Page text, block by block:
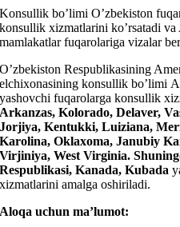
Konsullik bo’limi O’zbekiston
konsullik xizmatlarini ko’rsatadi
mamlakatlar fuqarolariga vizalar
O’zbekiston Respublikasining
elchixonasining konsullik bo’limi
yashovchi fuqarolarga konsullik
Arkanzas, Kolorado, Delaver,
Jorjiya, Kentukki, Luiziana,
Karolina, Oklaxoma, Janubiy
Virjiniya, West Virginia.
Respublikasi, Kanada, Kubada
xizmatlarini amalga oshiriladi.
Aloqa uchun ma’lumot: